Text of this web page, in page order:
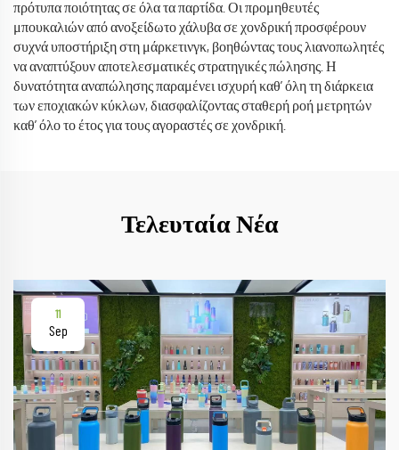
πρότυπα ποιότητας σε όλα τα παρτίδα. Οι προμηθευτές
μπουκαλιών από ανοξείδωτο χάλυβα σε χονδρική προσφέρουν
συχνά υποστήριξη στη μάρκετινγκ, βοηθώντας τους λιανοπωλητές
να αναπτύξουν αποτελεσματικές στρατηγικές πώλησης. Η
δυνατότητα αναπώλησης παραμένει ισχυρή καθ’ όλη τη διάρκεια
των εποχιακών κύκλων, διασφαλίζοντας σταθερή ροή μετρητών
καθ’ όλο το έτος για τους αγοραστές σε χονδρική.
Τελευταία Νέα
11
Sep